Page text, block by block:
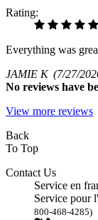
Rating:
Everything was
JAMIE K (7/27/
No reviews have
View more reviews
Back
To Top
Contact Us
Service en
Service pour
800-468-4285)